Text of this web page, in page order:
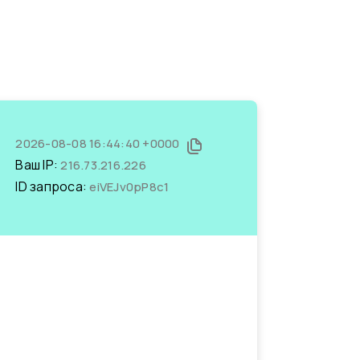
2026-08-08 16:44:40 +0000
Ваш IP:216.73.216.226
ID запроса:eiVEJv0pP8c1